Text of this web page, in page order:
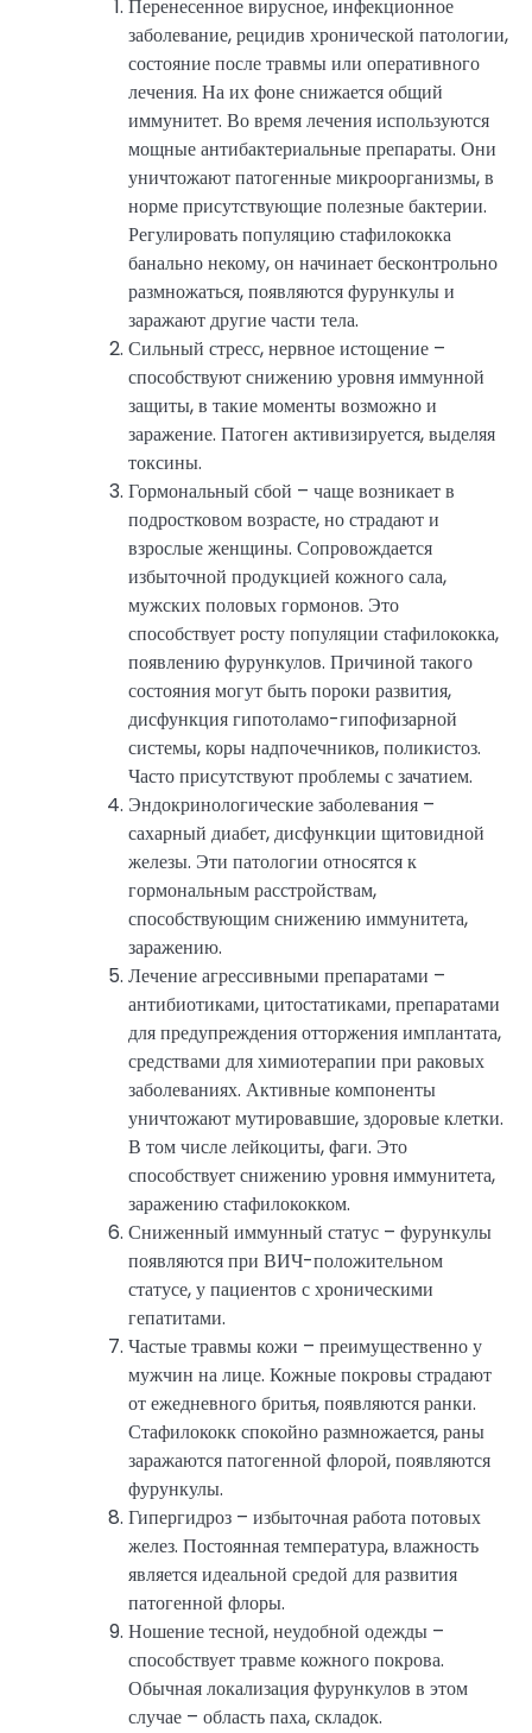
Перенесенное вирусное, инфекционное
заболевание, рецидив хронической патологии,
состояние после травмы или оперативного
лечения. На их фоне снижается общий
иммунитет. Во время лечения используются
мощные антибактериальные препараты. Они
уничтожают патогенные микроорганизмы, в
норме присутствующие полезные бактерии.
Регулировать популяцию стафилококка
банально некому, он начинает бесконтрольно
размножаться, появляются фурункулы и
заражают другие части тела.
Сильный стресс, нервное истощение –
способствуют снижению уровня иммунной
защиты, в такие моменты возможно и
заражение. Патоген активизируется, выделяя
токсины.
Гормональный сбой – чаще возникает в
подростковом возрасте, но страдают и
взрослые женщины. Сопровождается
избыточной продукцией кожного сала,
мужских половых гормонов. Это
способствует росту популяции стафилококка,
появлению фурункулов. Причиной такого
состояния могут быть пороки развития,
дисфункция гипотоламо-гипофизарной
системы, коры надпочечников, поликистоз.
Часто присутствуют проблемы с зачатием.
Эндокринологические заболевания –
сахарный диабет, дисфункции щитовидной
железы. Эти патологии относятся к
гормональным расстройствам,
способствующим снижению иммунитета,
заражению.
Лечение агрессивными препаратами –
антибиотиками, цитостатиками, препаратами
для предупреждения отторжения имплантата,
средствами для химиотерапии при раковых
заболеваниях. Активные компоненты
уничтожают мутировавшие, здоровые клетки.
В том числе лейкоциты, фаги. Это
способствует снижению уровня иммунитета,
заражению стафилококком.
Сниженный иммунный статус – фурункулы
появляются при ВИЧ-положительном
статусе, у пациентов с хроническими
гепатитами.
Частые травмы кожи – преимущественно у
мужчин на лице. Кожные покровы страдают
от ежедневного бритья, появляются ранки.
Стафилококк спокойно размножается, раны
заражаются патогенной флорой, появляются
фурункулы.
Гипергидроз – избыточная работа потовых
желез. Постоянная температура, влажность
является идеальной средой для развития
патогенной флоры.
Ношение тесной, неудобной одежды –
способствует травме кожного покрова.
Обычная локализация фурункулов в этом
случае – область паха, складок.